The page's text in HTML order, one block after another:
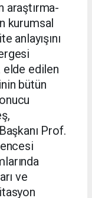
kurumsal
anlayışını
elde edilen
bütün
Prof.
ve